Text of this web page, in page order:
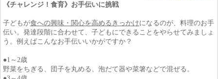
《チャレンジ！食育》お手伝いに挑戦
子どもが食への興味・関心を高めるきっかけになるのが、料理のお手
伝い。発達段階に合わせて、子どもにできることをやらせてみましょ
う。例えばこんなお手伝いいかがですか？
●1～2歳
野菜をちぎる、団子を丸める、泡だて器や菜箸などで混ぜる。